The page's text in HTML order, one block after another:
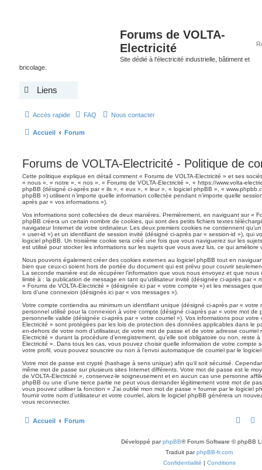
Forums de VOLTA-
Electricité
Site dédié à l'électricité industrielle, bâtiment et
bricolage.
Liens
Accès rapide FAQ Nous contacter
Accueil Forum
Forums de VOLTA-Electricité - Politique de
Cette politique explique en détail comment « Forums de VOLTA-Electricité » et ses
« nous », « notre », « nos », « Forums de VOLTA-Electricité », « https://www.volta-
phpBB (désigné ci-après par « ils », « eux », « leur », « logiciel phpBB », «
phpBB ») utilisent n’importe quelle information collectée pendant n’importe quelle
après par « vos informations »).
Vos informations sont collectées de deux manières. Premièrement, en naviguant sur «
phpBB créera un certain nombre de cookies, qui sont des petits fichiers textes
navigateur Internet de votre ordinateur. Les deux premiers cookies ne contiennent
« user-id ») et un identifiant de session invité (désigné ci-après par « session-id »), qui
logiciel phpBB. Un troisième cookie sera créé une fois que vous naviguerez sur les
est utilisé pour stocker les informations sur les sujets que vous avez lus, ce qui améliore
Nous pouvons également créer des cookies externes au logiciel phpBB tout en
bien que ceux-ci soient hors de portée du document qui est prévu pour couvrir
La seconde manière est de récupérer l’information que vous nous envoyez et que nous
limité à : la publication de message en tant qu’utilisateur invité (désignée ci-après par «
« Forums de VOLTA-Electricité » (désignée ici par « votre compte ») et les messages
lors d’une connexion (désignés ici par « vos messages »).
Votre compte contiendra au minimum un identifiant unique (désigné ci-après par « votre
personnel utilisé pour la connexion à votre compte (désigné ci-après par « votre mot de
personnelle valide (désignée ci-après par « votre courriel »). Vos informations pour votre
Electricité » sont protégées par les lois de protection des données applicables dans le
en-dehors de votre nom d’utilisateur, de votre mot de passe et de votre adresse courriel
Electricité » durant la procédure d’enregistrement, qu’elle soit obligatoire ou non, reste
Electricité ». Dans tous les cas, vous pouvez choisir quelle information de votre compte
votre profil, vous pouvez souscrire ou non à l’envoi automatique de courriel par le
Votre mot de passe est crypté (hashage à sens unique) afin qu’il soit sécurisé.
même mot de passe sur plusieurs sites Internet différents. Votre mot de passe est le
de VOLTA-Electricité », conservez-le soigneusement et en aucun cas une personne
phpBB ou une d’une tierce partie ne peut vous demander légitimement votre mot de
vous pouvez utiliser la fonction « J’ai oublié mon mot de passe » fournie par le logiciel
fournir votre nom d’utilisateur et votre courriel, alors le logiciel phpBB générera un
vous reconnecter.
Accueil Forum
Développé parphpBB® Forum Software © phpBB
Traduit parphpBB-fr.com
Confidentialité | Conditions